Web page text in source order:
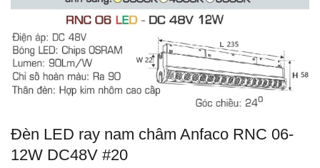
Đèn LED ray nam châm Anfaco RNC 06-
12W DC48V #20